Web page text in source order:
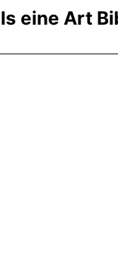
eine Art